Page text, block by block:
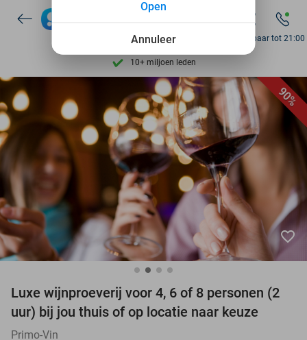
Ontdek 15.000+ deals
7 dagen per week beschikbaar
10+ miljoen leden
9,4 op basis van 206.346 reviews
Ontdek 15.000+ deals
7 dagen per week beschikbaar
10+ miljoen leden
Bereikbaar tot 21:00
90%
favorite_border
Luxe wijnproeverij voor 4, 6 of 8 personen (2
uur) bij jou thuis of op locatie naar keuze
Primo-Vin
Annuleer
Open